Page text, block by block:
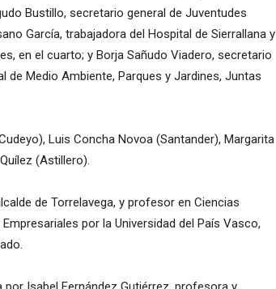
Bustillo, secretario general de Juventudes
García, trabajadora del Hospital de Sierrallana y
en el cuarto; y Borja Sañudo Viadero, secretario
de Medio Ambiente, Parques y Jardines, Juntas
Luis Concha Novoa (Santander), Margarita
(Astillero).
de Torrelavega, y profesor en Ciencias
por la Universidad del País Vasco,